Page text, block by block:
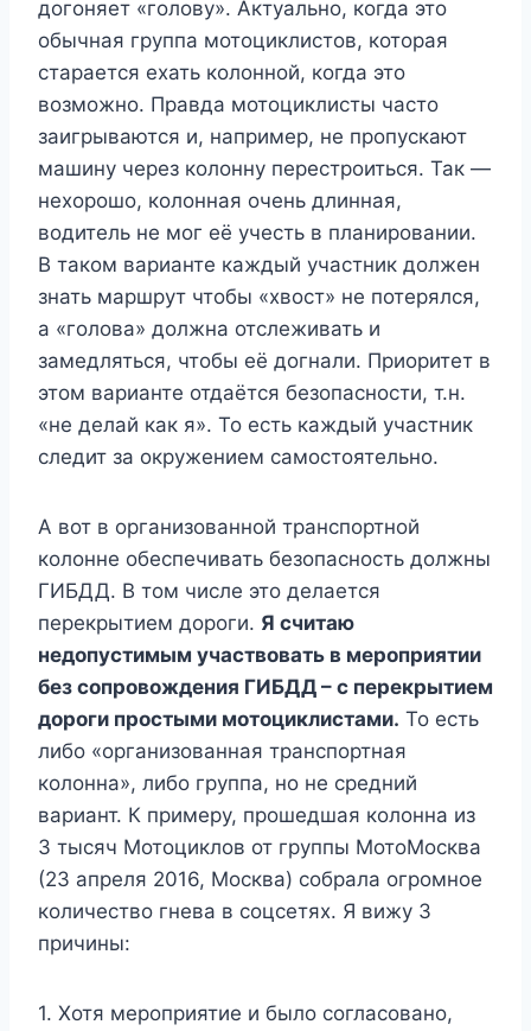
догоняет «голову». Актуально, когда это
обычная группа мотоциклистов, которая
старается ехать колонной, когда это
возможно. Правда мотоциклисты часто
заигрываются и, например, не пропускают
машину через колонну перестроиться. Так —
нехорошо, колонная очень длинная,
водитель не мог её учесть в планировании.
В таком варианте каждый участник должен
знать маршрут чтобы «хвост» не потерялся,
а «голова» должна отслеживать и
замедляться, чтобы её догнали. Приоритет в
этом варианте отдаётся безопасности, т.н.
«не делай как я». То есть каждый участник
следит за окружением самостоятельно.
А вот в организованной транспортной
колонне обеспечивать безопасность должны
ГИБДД. В том числе это делается
перекрытием дороги. Я считаю
недопустимым участвовать в мероприятии
без сопровождения ГИБДД – с перекрытием
дороги простыми мотоциклистами. То есть
либо «организованная транспортная
колонна», либо группа, но не средний
вариант. К примеру, прошедшая колонна из
3 тысяч Мотоциклов от группы МотоМосква
(23 апреля 2016, Москва) собрала огромное
количество гнева в соцсетях. Я вижу 3
причины:
1. Хотя мероприятие и было согласовано,